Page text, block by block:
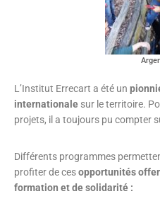
L’Institut Errecart a été un
internationale sur le territoire.
projets, il a toujours pu compter
Différents programmes
profiter de cesopportunités
formation et de solidarité :